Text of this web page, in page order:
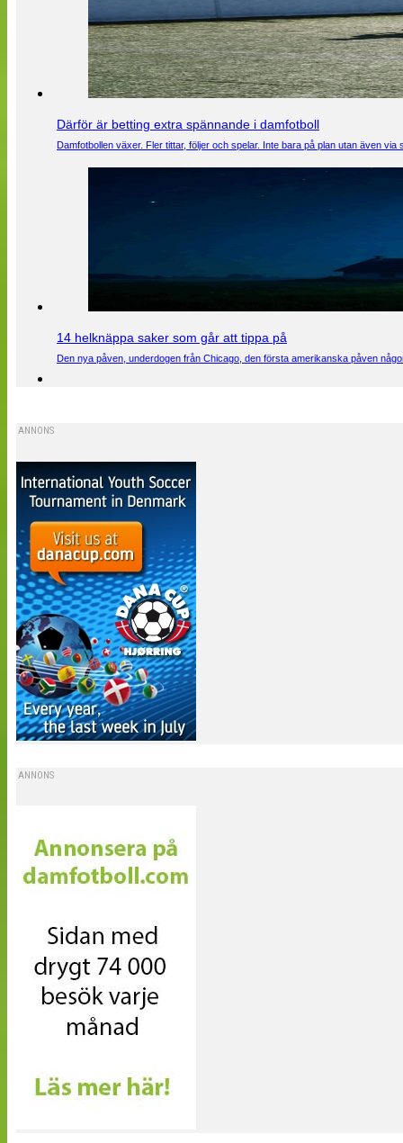
Därför är betting extra spännande i damfotboll
Damfotbollen växer. Fler tittar, följer och spelar. Inte bara på plan utan även
14 helknäppa saker som går att tippa på
Den nya påven, underdogen från Chicago, den första amerikanska påven
ANNONS
ANNONS